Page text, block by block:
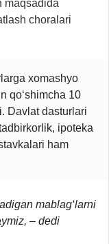
maqsadida
choralari
xomashyo
qo‘shimcha 10
Davlat dasturlari
ipoteka
ham
mablag‘larni
– dedi